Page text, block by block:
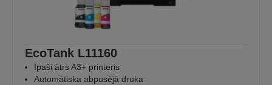
EcoTank L11160
Īpaši ātrs A3+ printeris
Automātiska abpusējā druka